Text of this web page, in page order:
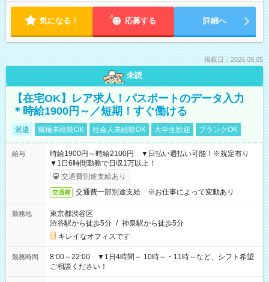
気になる！ 応募する 詳細へ
掲載日：2026.08.05
未読
【在宅OK】レア求人！パスポートのデータ入力
＊時給1900円～／短期！すぐ働ける
派遣 職種未経験OK 社会人未経験OK 大学生歓迎 ブランクOK
給与
時給1900円～時給2100円 ▼日払い週払い可能！※規定有り
▼1日6時間勤務で日収1万以上！
交通費別途支給あり
交通費 交通費一部別途支給 ※お仕事によって変動あり
勤務地
東京都渋谷区
渋谷駅から徒歩5分 / 神泉駅から徒歩5分
キレイなオフィスです
勤務時間
8:00～22:00 ▼1日4時間～ 10時～・11時～など、シフト希望
ご相談ください！